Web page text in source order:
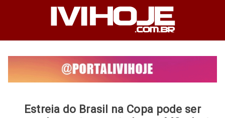
Estreia do Brasil na Copa pode ser